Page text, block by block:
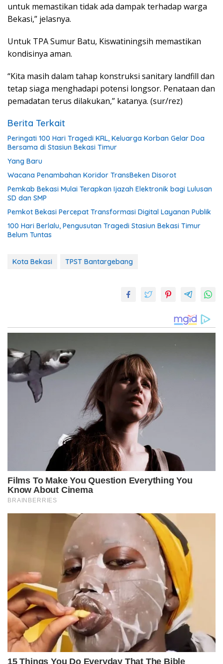
untuk memastikan tidak ada dampak terhadap warga
Bekasi,” jelasnya.
Untuk TPA Sumur Batu, Kiswatiningsih memastikan
kondisinya aman.
“Kita masih dalam tahap konstruksi sanitary landfill dan
tetap siaga menghadapi potensi longsor. Penataan dan
pemadatan terus dilakukan,” katanya. (sur/rez)
Berita Terkait
Peringati 100 Hari Tragedi KRL, Keluarga Korban Gelar Doa
Bersama di Stasiun Bekasi Timur
Yang Baru
Wacana Penambahan Koridor TransBeken Disorot
Pemkab Bekasi Mulai Terapkan Ijazah Elektronik bagi Lulusan
SD dan SMP
Pemkot Bekasi Percepat Transformasi Digital Layanan Publik
100 Hari Berlalu, Pengusutan Tragedi Stasiun Bekasi Timur
Belum Tuntas
Kota Bekasi TPST Bantargebang